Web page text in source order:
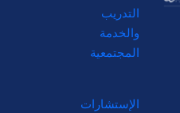
التدريب
والخدمة
المجتمعية
الإستشارات